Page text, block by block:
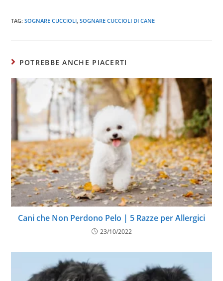
TAG:SOGNARE CUCCIOLI SOGNARE CUCCIOLI DI CANE
POTREBBE ANCHE PIACERTI
Cani che Non Perdono Pelo | 5 Razze per Allergici
23/10/2022